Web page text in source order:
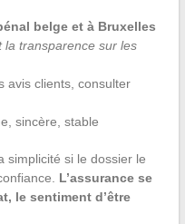
belge et à Bruxelles
la transparence sur les
avis clients, consulter
sincère, stable
simplicité si le dossier le
L’assurance se
le sentiment d’être